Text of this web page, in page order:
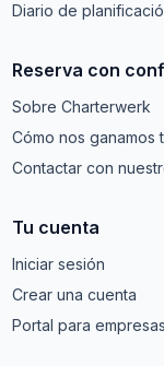
Diario de
Reserva con
Sobre Charterwerk
Cómo nos ganamos
Contactar con
Tu cuenta
Iniciar sesión
Crear una cuenta
Portal para